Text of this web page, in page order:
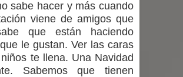
GORE Maule figura tercero a nivel
nacional en gasto por viajes y
traslados con $133 millones
sabe hacer y más cuando
viene de amigos que
que están haciendo
le gustan. Ver las caras
te llena. Una Navidad
Sabemos que tienen